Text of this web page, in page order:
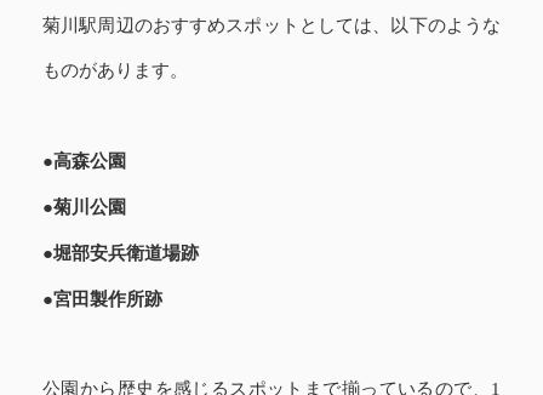
菊川駅周辺のおすすめスポットとしては、以下のような
ものがあります。
●高森公園
●菊川公園
●堀部安兵衛道場跡
●宮田製作所跡
公園から歴史を感じるスポットまで揃っているので、1